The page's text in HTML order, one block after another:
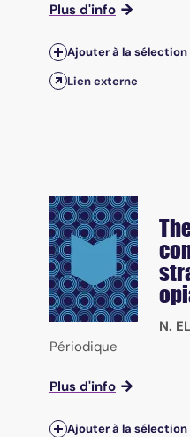
Plus d'info
Ajouter à la sélection
Lien externe
N.
Périodique
Plus d'info
Ajouter à la sélection